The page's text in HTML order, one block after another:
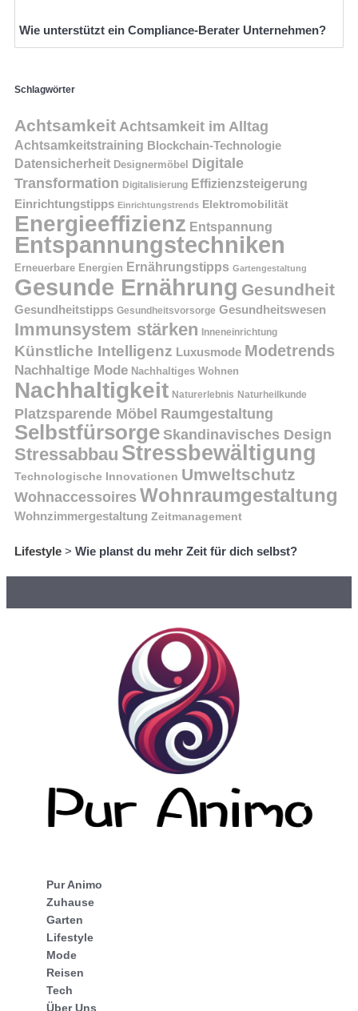
Wie unterstützt ein Compliance-Berater Unternehmen?
Schlagwörter
Achtsamkeit Achtsamkeit im Alltag
Achtsamkeitstraining Blockchain-Technologie
Datensicherheit Designermöbel
Digitale
Transformation Digitalisierung Effizienzsteigerung
Einrichtungstipps Einrichtungstrends Elektromobilität
Energieeffizienz Entspannung
Entspannungstechniken
Erneuerbare Energien Ernährungstipps Gartengestaltung
Gesunde Ernährung Gesundheit
Gesundheitstipps Gesundheitsvorsorge Gesundheitswesen
Immunsystem stärken Inneneinrichtung
Künstliche Intelligenz Luxusmode Modetrends
Nachhaltige Mode Nachhaltiges Wohnen
Nachhaltigkeit Naturerlebnis Naturheilkunde
Platzsparende Möbel Raumgestaltung
Selbstfürsorge Skandinavisches Design
Stressabbau Stressbewältigung
Technologische Innovationen Umweltschutz
Wohnaccessoires Wohnraumgestaltung
Wohnzimmergestaltung Zeitmanagement
Lifestyle > Wie planst du mehr Zeit für dich selbst?
Pur Animo
Zuhause
Garten
Lifestyle
Mode
Reisen
Tech
Über Uns